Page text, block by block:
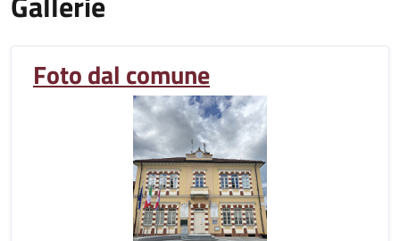
Foto dal comune